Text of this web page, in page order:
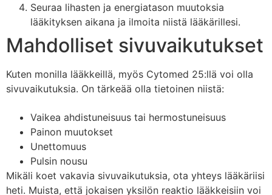
Seuraa lihasten ja energiatason muutoksia
lääkityksen aikana ja ilmoita niistä lääkärillesi.
Mahdolliset sivuvaikutukset
Kuten monilla lääkkeillä, myös Cytomed 25:llä voi olla
sivuvaikutuksia. On tärkeää olla tietoinen niistä:
Vaikea ahdistuneisuus tai hermostuneisuus
Painon muutokset
Unettomuus
Pulsin nousu
Mikäli koet vakavia sivuvaikutuksia, ota yhteys lääkäriisi
heti. Muista, että jokaisen yksilön reaktio lääkkeisiin voi